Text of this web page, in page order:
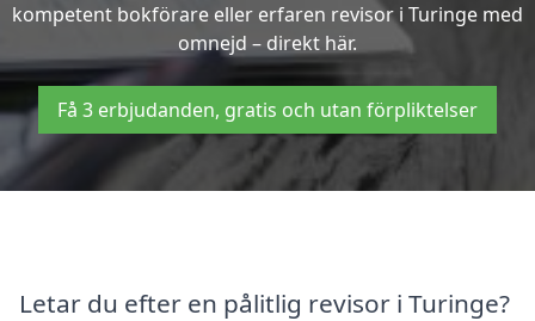
kompetent bokförare eller erfaren revisor i Turinge med
omnejd – direkt här.
Få 3 erbjudanden, gratis och utan förpliktelser
Letar du efter en pålitlig revisor i Turinge?